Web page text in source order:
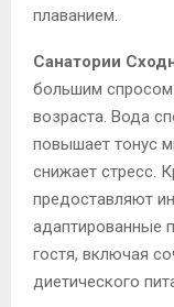
плаванием.
Санатории
большим
возраста. Вода
повышает тонус
снижает стресс.
предоставляют
адаптированные
гостя, включая
диетического